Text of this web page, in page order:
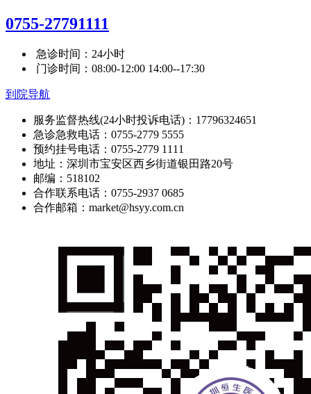
0755-27791111
急诊时间：24小时
门诊时间：08:00-12:00 14:00--17:30
到院导航
服务监督热线(24小时投诉电话)：17796324651
急诊急救电话：0755-2779 5555
预约挂号电话：0755-2779 1111
地址：深圳市宝安区西乡街道银田路20号
邮编：518102
合作联系电话：0755-2937 0685
合作邮箱：market@hsyy.com.cn